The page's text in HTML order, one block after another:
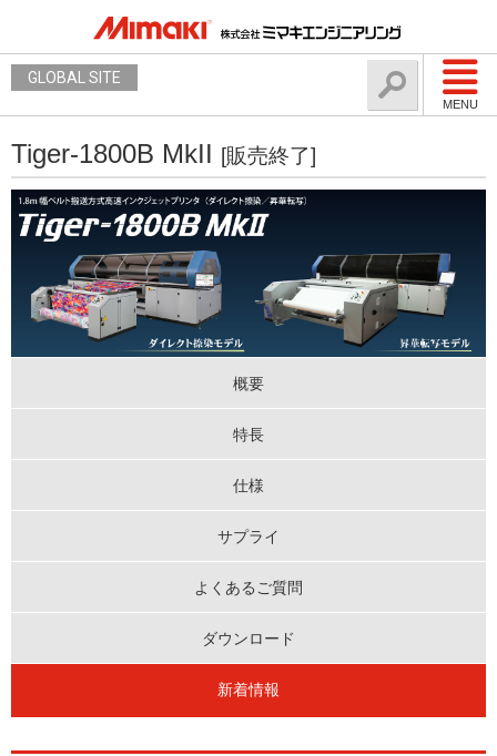
MENU
GLOBAL SITE
Tiger-1800B MkII [販売終了]
概要
特長
仕様
サプライ
よくあるご質問
ダウンロード
新着情報